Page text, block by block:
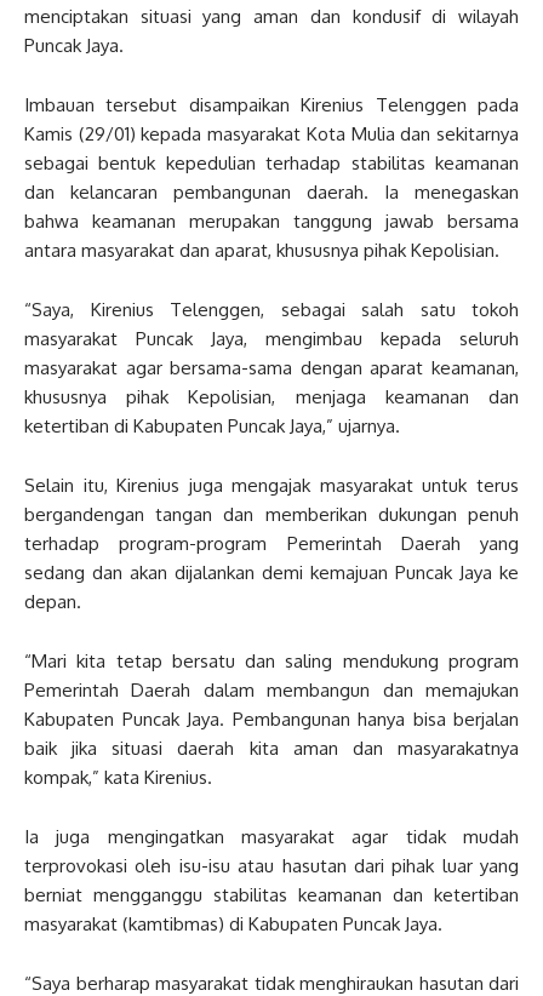
menciptakan situasi yang aman dan kondusif di wilayah
Puncak Jaya.
Imbauan tersebut disampaikan Kirenius Telenggen pada
Kamis (29/01) kepada masyarakat Kota Mulia dan sekitarnya
sebagai bentuk kepedulian terhadap stabilitas keamanan
dan kelancaran pembangunan daerah. Ia menegaskan
bahwa keamanan merupakan tanggung jawab bersama
antara masyarakat dan aparat, khususnya pihak Kepolisian.
“Saya, Kirenius Telenggen, sebagai salah satu tokoh
masyarakat Puncak Jaya, mengimbau kepada seluruh
masyarakat agar bersama-sama dengan aparat keamanan,
khususnya pihak Kepolisian, menjaga keamanan dan
ketertiban di Kabupaten Puncak Jaya,” ujarnya.
Selain itu, Kirenius juga mengajak masyarakat untuk terus
bergandengan tangan dan memberikan dukungan penuh
terhadap program-program Pemerintah Daerah yang
sedang dan akan dijalankan demi kemajuan Puncak Jaya ke
depan.
“Mari kita tetap bersatu dan saling mendukung program
Pemerintah Daerah dalam membangun dan memajukan
Kabupaten Puncak Jaya. Pembangunan hanya bisa berjalan
baik jika situasi daerah kita aman dan masyarakatnya
kompak,” kata Kirenius.
Ia juga mengingatkan masyarakat agar tidak mudah
terprovokasi oleh isu-isu atau hasutan dari pihak luar yang
berniat mengganggu stabilitas keamanan dan ketertiban
masyarakat (kamtibmas) di Kabupaten Puncak Jaya.
“Saya berharap masyarakat tidak menghiraukan hasutan dari